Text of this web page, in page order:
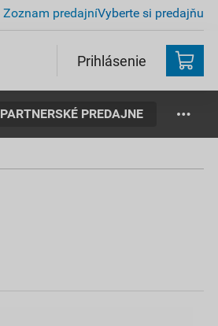
Zoznam predajníVyberte si predajňu
Prihlásenie
PARTNERSKÉ PREDAJNE